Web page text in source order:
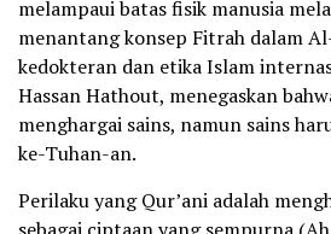
melampaui batas fisik manusia
menantang konsep Fitrah dalam
kedokteran dan etika Islam
Hassan Hathout, menegaskan
menghargai sains, namun sains
ke-Tuhan-an.
Perilaku yang Qur’ani adalah